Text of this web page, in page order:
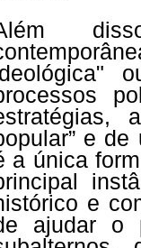
e
a única
e
ajudar o